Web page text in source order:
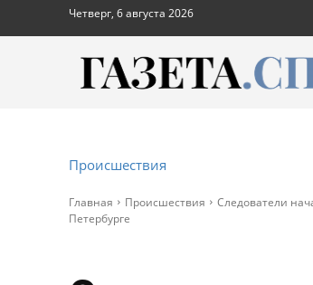
Четверг, 6 августа 2026
Происшествия
Главная Происшествия
Следователи
Петербурге